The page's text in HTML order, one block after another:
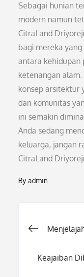
Sebagai hunian
modern namun
CitraLand
bagi mereka
antara kehidupan
ketenangan
konsep arsitektur
dan komunitas
ini semakin
Anda sedang
keluarga, jangan
CitraLand
Byadmin
Post
Keajaiban